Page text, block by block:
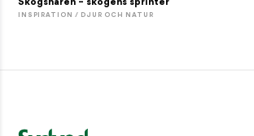
Skogsharen – skogens sprinter
INSPIRATION / DJUR OCH NATUR